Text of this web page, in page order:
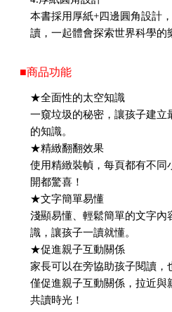
本書採用厚紙+四邊圓角設計
讀，一起體會探索世界科學的
■商品功能
★全面性的太空知識
一窺垃圾的秘密，讓孩子建立
的知識。
★精緻翻翻效果
使用精緻裝幀，每頁都有不同
開都驚喜！
★文字簡單易懂
淺顯易懂、輕鬆簡單的文字內
識，讓孩子一讀就懂。
★促進親子互動關係
家長可以在旁協助孩子閱讀，
僅促進親子互動關係，拉近與
共讀時光！